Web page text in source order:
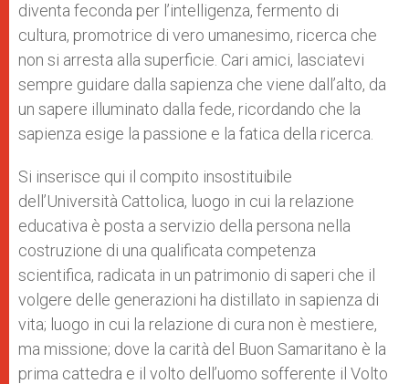
diventa feconda per l’intelligenza, fermento di
cultura, promotrice di vero umanesimo, ricerca che
non si arresta alla superficie. Cari amici, lasciatevi
sempre guidare dalla sapienza che viene dall’alto, da
un sapere illuminato dalla fede, ricordando che la
sapienza esige la passione e la fatica della ricerca.
Si inserisce qui il compito insostituibile
dell’Università Cattolica, luogo in cui la relazione
educativa è posta a servizio della persona nella
costruzione di una qualificata competenza
scientifica, radicata in un patrimonio di saperi che il
volgere delle generazioni ha distillato in sapienza di
vita; luogo in cui la relazione di cura non è mestiere,
ma missione; dove la carità del Buon Samaritano è la
prima cattedra e il volto dell’uomo sofferente il Volto